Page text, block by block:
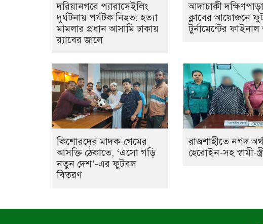
দরিয়ানগরে প্যারাসেইলিং
দুর্ঘটনায় পর্যটক নিহত: হত্যা
মামলার প্রধান আসামি ঢাকায়
র‌্যাবের জালে
আদাচাকী
ক্লাবের আয়োজনে
টুর্নামেন্টের ফাইনাল
কিশোরদের মাদক-গেমের
আসক্তি ঠেকাতে, ‘এসো গড়ি
নতুন দেশ’-এর ফুটবল
বিতরণ
রাজশাহীতে নগদ
হেরোইন-সহ স্বামী-